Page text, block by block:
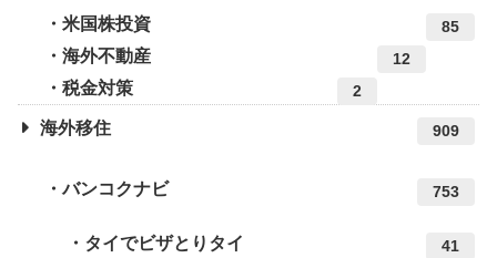
米国株投資 85
海外不動産 12
税金対策 2
海外移住 909
バンコクナビ 753
タイでビザとりタイ 41